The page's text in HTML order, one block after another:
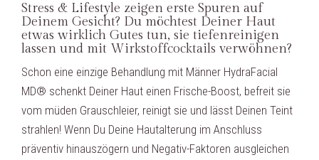
Stress & Lifestyle zeigen erste Spuren auf
Deinem Gesicht? Du möchtest Deiner Haut
etwas wirklich Gutes tun, sie tiefenreinigen
lassen und mit Wirkstoffcocktails verwöhnen?
Schon eine einzige Behandlung mit Männer HydraFacial
MD® schenkt Deiner Haut einen Frische-Boost, befreit sie
vom müden Grauschleier, reinigt sie und lässt Deinen Teint
strahlen! Wenn Du Deine Hautalterung im Anschluss
präventiv hinauszögern und Negativ-Faktoren ausgleichen